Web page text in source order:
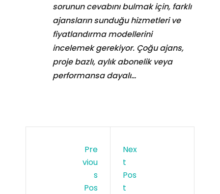
sorunun cevabını bulmak için, farklı
ajansların sunduğu hizmetleri ve
fiyatlandırma modellerini
incelemek gerekiyor. Çoğu ajans,
proje bazlı, aylık abonelik veya
performansa dayalı…
Pre
Viou
S
Pos
Nex
T
Pos
T